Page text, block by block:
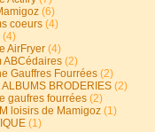
(6)
coeurs (4)
(4)
AirFryer (4)
ABCédaires (2)
Gauffres Fourrées (2)
ALBUMS BRODERIES (2)
gaufres fourrées (2)
loisirs de Mamigoz (1)
(1)